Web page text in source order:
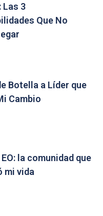
Las 3
Que No
Botella a Líder que
Cambio
la comunidad que
mi vida